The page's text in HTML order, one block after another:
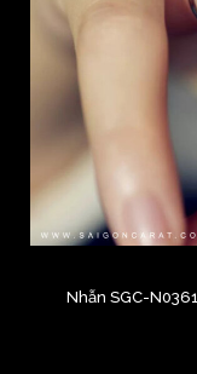
Nhẫn SGC-N0361